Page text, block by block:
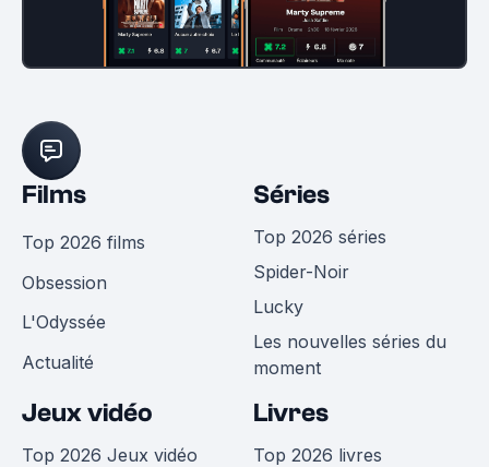
Films
Top 2026 films
Obsession
L'Odyssée
Actualité
Séries
Top 2026 séries
Spider-Noir
Lucky
Les nouvelles séries du
moment
Jeux vidéo
Top 2026 Jeux vidéo
Livres
Top 2026 livres